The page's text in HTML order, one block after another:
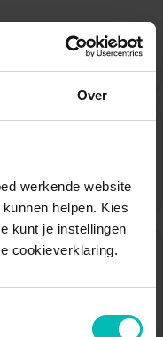
Over
werkende website
helpen. Kies
kunt je instellingen
cookieverklaring.